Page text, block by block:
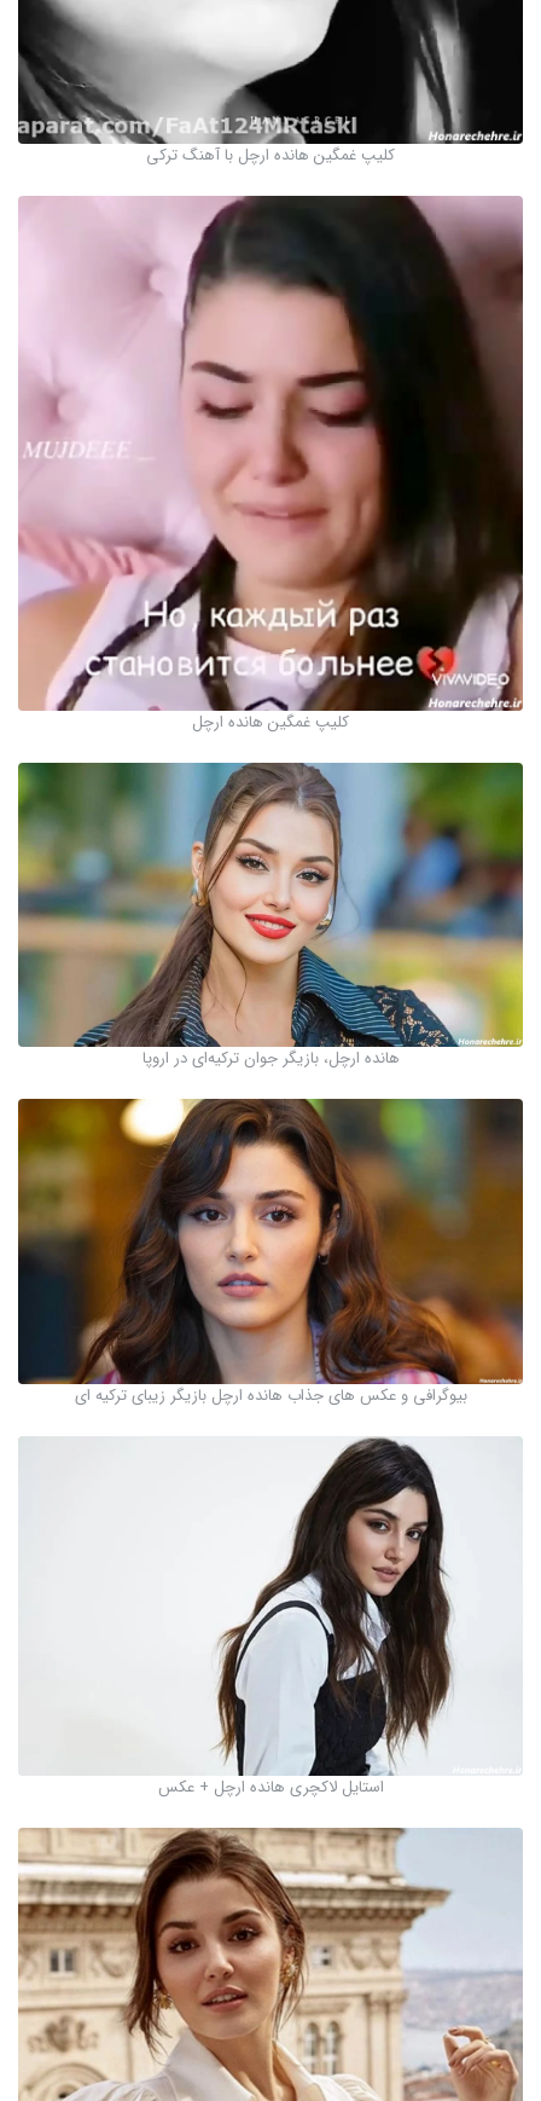
کلیپ غمگین هانده ارچل با آهنگ ترکی
کلیپ غمگین هانده ارچل
هانده ارچل، بازیگر جوان ترکیه‌ای در اروپا
بیوگرافی و عکس های جذاب هانده ارچل بازیگر زیبای ترکیه ای
استایل لاکچری هانده ارچل + عکس